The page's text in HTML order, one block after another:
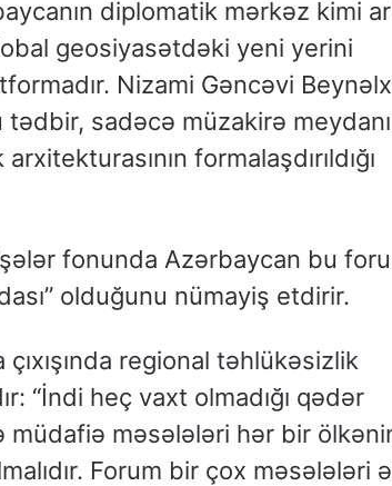
diplomatik mərkəz kimi
geosiyasətdəki yeni yerini
Nizami Gəncəvi
sadəcə müzakirə meydanı
formalaşdırıldığı
fonunda Azərbaycan bu
olduğunu nümayiş etdirir.
regional təhlükəsizlik
“İndi heç vaxt olmadığı qədər
müdafiə məsələləri hər bir
Forum bir çox məsələləri